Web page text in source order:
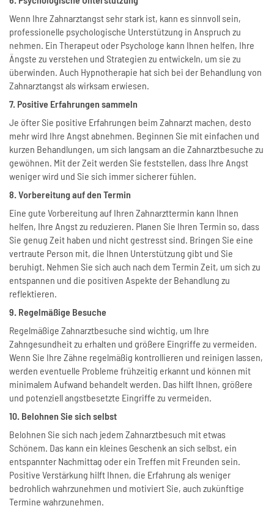
Wenn Ihre Zahnarztangst sehr stark ist, kann es sinnvoll sein,
professionelle psychologische Unterstützung in Anspruch zu
nehmen. Ein Therapeut oder Psychologe kann Ihnen helfen, Ihre
Ängste zu verstehen und Strategien zu entwickeln, um sie zu
überwinden. Auch Hypnotherapie hat sich bei der Behandlung von
Zahnarztangst als wirksam erwiesen.
7. Positive Erfahrungen sammeln
Je öfter Sie positive Erfahrungen beim Zahnarzt machen, desto
mehr wird Ihre Angst abnehmen. Beginnen Sie mit einfachen und
kurzen Behandlungen, um sich langsam an die Zahnarztbesuche zu
gewöhnen. Mit der Zeit werden Sie feststellen, dass Ihre Angst
weniger wird und Sie sich immer sicherer fühlen.
8. Vorbereitung auf den Termin
Eine gute Vorbereitung auf Ihren Zahnarzttermin kann Ihnen
helfen, Ihre Angst zu reduzieren. Planen Sie Ihren Termin so, dass
Sie genug Zeit haben und nicht gestresst sind. Bringen Sie eine
vertraute Person mit, die Ihnen Unterstützung gibt und Sie
beruhigt. Nehmen Sie sich auch nach dem Termin Zeit, um sich zu
entspannen und die positiven Aspekte der Behandlung zu
reflektieren.
9. Regelmäßige Besuche
Regelmäßige Zahnarztbesuche sind wichtig, um Ihre
Zahngesundheit zu erhalten und größere Eingriffe zu vermeiden.
Wenn Sie Ihre Zähne regelmäßig kontrollieren und reinigen lassen,
werden eventuelle Probleme frühzeitig erkannt und können mit
minimalem Aufwand behandelt werden. Das hilft Ihnen, größere
und potenziell angstbesetzte Eingriffe zu vermeiden.
10. Belohnen Sie sich selbst
Belohnen Sie sich nach jedem Zahnarztbesuch mit etwas
Schönem. Das kann ein kleines Geschenk an sich selbst, ein
entspannter Nachmittag oder ein Treffen mit Freunden sein.
Positive Verstärkung hilft Ihnen, die Erfahrung als weniger
bedrohlich wahrzunehmen und motiviert Sie, auch zukünftige
Termine wahrzunehmen.